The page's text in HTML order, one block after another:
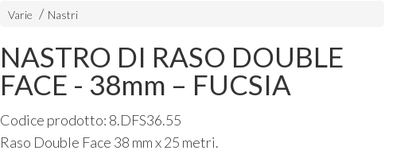
Varie Nastri
NASTRO DI RASO DOUBLE
FACE - 38mm – FUCSIA
Codice prodotto: 8.DFS36.55
Raso Double Face 38 mm x 25 metri.